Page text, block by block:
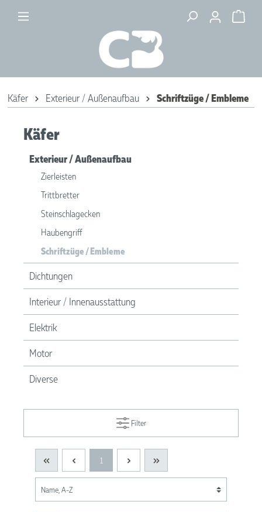
Käfer Exterieur / Außenaufbau Schriftzüge / Embleme
Käfer
Exterieur / Außenaufbau
Zierleisten
Trittbretter
Steinschlagecken
Haubengriff
Schriftzüge / Embleme
Dichtungen
Interieur / Innenausstattung
Elektrik
Motor
Diverse
Filter
1